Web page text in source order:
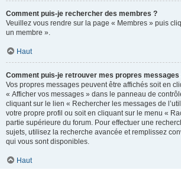
Comment puis-je rechercher des membres ?
Veuillez vous rendre sur la page « Membres » puis
un membre ».
Haut
Comment puis-je retrouver mes propres messages
Vos propres messages peuvent être affichés soit en
« Afficher vos messages » dans le panneau de
cliquant sur le lien « Rechercher les messages de
votre propre profil ou soit en cliquant sur le menu «
partie supérieure du forum. Pour effectuer une
sujets, utilisez la recherche avancée et remplissez
qui vous sont disponibles.
Haut